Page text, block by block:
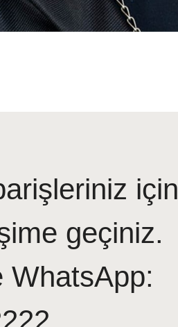
için
geçiniz.
WhatsApp: